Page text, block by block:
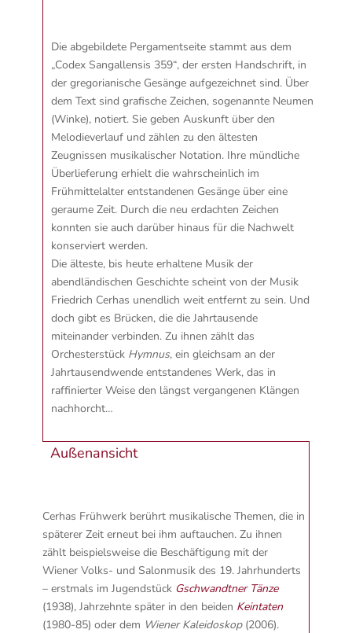
Die abgebildete Pergamentseite stammt aus dem
„Codex Sangallensis 359“, der ersten Handschrift, in
der gregorianische Gesänge aufgezeichnet sind. Über
dem Text sind grafische Zeichen, sogenannte Neumen
(Winke), notiert. Sie geben Auskunft über den
Melodieverlauf und zählen zu den ältesten
Zeugnissen musikalischer Notation. Ihre mündliche
Überlieferung erhielt die wahrscheinlich im
Frühmittelalter entstandenen Gesänge über eine
geraume Zeit. Durch die neu erdachten Zeichen
konnten sie auch darüber hinaus für die Nachwelt
konserviert werden.
Die älteste, bis heute erhaltene Musik der
abendländischen Geschichte scheint von der Musik
Friedrich Cerhas unendlich weit entfernt zu sein. Und
doch gibt es Brücken, die die Jahrtausende
miteinander verbinden. Zu ihnen zählt das
Orchesterstück Hymnus, ein gleichsam an der
Jahrtausendwende entstandenes Werk, das in
raffinierter Weise den längst vergangenen Klängen
nachhorcht…
Außenansicht
Cerhas Frühwerk berührt musikalische Themen, die in
späterer Zeit erneut bei ihm auftauchen. Zu ihnen
zählt beispielsweise die Beschäftigung mit der
Wiener Volks- und Salonmusik des 19. Jahrhunderts
– erstmals im Jugendstück Gschwandtner Tänze
(1938), Jahrzehnte später in den beiden Keintaten
(1980-85) oder dem Wiener Kaleidoskop(2006).